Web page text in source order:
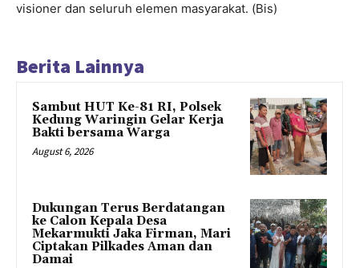
visioner dan seluruh elemen masyarakat. (Bis)
Berita Lainnya
Sambut HUT Ke-81 RI, Polsek
Kedung Waringin Gelar Kerja
Bakti bersama Warga
August 6, 2026
Dukungan Terus Berdatangan
ke Calon Kepala Desa
Mekarmukti Jaka Firman, Mari
Ciptakan Pilkades Aman dan
Damai